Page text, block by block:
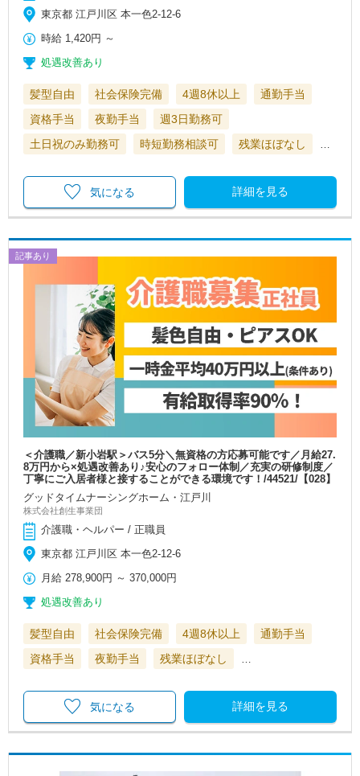
東京都 江戸川区 本一色2-12-6
時給 1,420円 ～
処遇改善あり
髪型自由 社会保険完備 4週8休以上
通勤手当
資格手当
夜勤手当
週3日勤務可
土日祝のみ勤務可
時短勤務相談可 残業ほぼなし
詳細を見る
気になる
記事あり
＜介護職／新小岩駅＞バス5分＼無資格の方応募可能です／月給27.
8万円から×処遇改善あり♪安心のフォロー体制／充実の研修制度／
丁寧にご入居者様と接することができる環境です！/44521/【028】
グッドタイムナーシングホーム・江戸川
株式会社創生事業団
介護職・ヘルパー / 正職員
東京都 江戸川区 本一色2-12-6
月給 278,900円 ～370,000円
処遇改善あり
髪型自由 社会保険完備 4週8休以上
通勤手当
資格手当
夜勤手当 残業ほぼなし …
詳細を見る
気になる